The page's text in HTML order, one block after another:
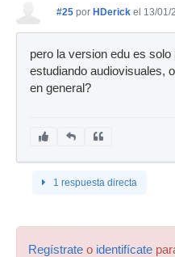
#25 por HDerick el 13/01/
pero la version edu es
estudiando audiovisuales,
en general?
1 respuesta directa
Regístrate o identifícate